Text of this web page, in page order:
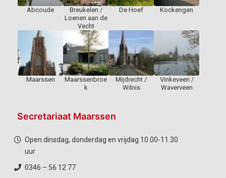
Abcoude
Breukelen /
Loenen aan de
Vecht
De Hoef Kockengen
Maarssen
Maarssenbroe
k
Mijdrecht /
Wilnis
Vinkeveen /
Waverveen
Secretariaat Maarssen
Open dinsdag, donderdag en vrijdag 10.00-11.30
uur
0346 – 56 12 77